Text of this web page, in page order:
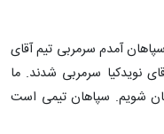
آمدم سرمربی تیم آقای
نویدکیا سرمربی شدند. ما
شویم. سپاهان تیمی است